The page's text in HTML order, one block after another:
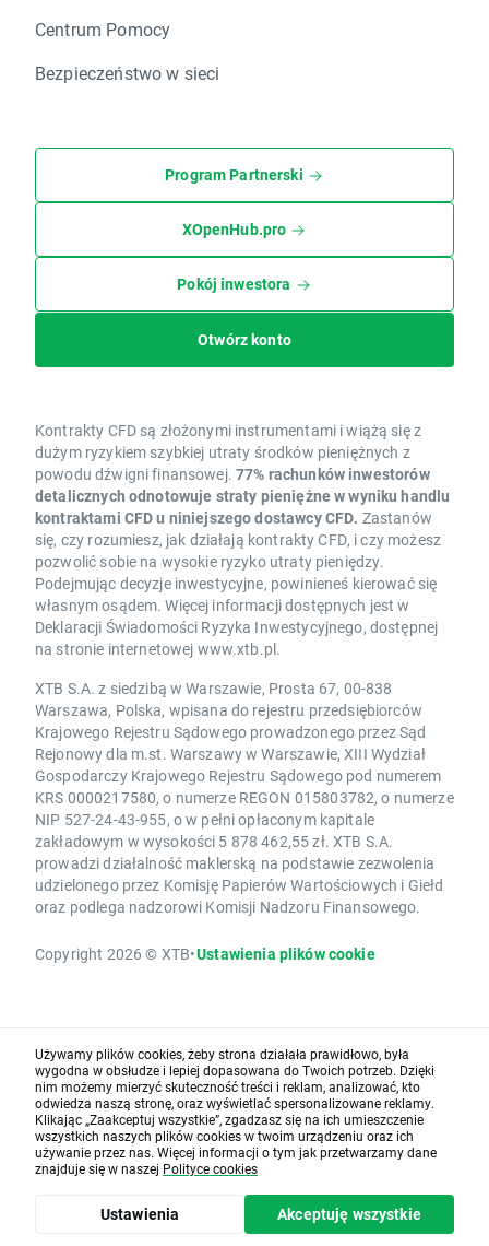
Centrum Pomocy
Bezpieczeństwo w sieci
Program Partnerski
XOpenHub.pro
Pokój inwestora
Otwórz konto
Kontrakty CFD są złożonymi instrumentami i wiążą się z
dużym ryzykiem szybkiej utraty środków pieniężnych z
powodu dźwigni finansowej. 77% rachunków inwestorów
detalicznych odnotowuje straty pieniężne w wyniku handlu
kontraktami CFD u niniejszego dostawcy CFD. Zastanów
się, czy rozumiesz, jak działają kontrakty CFD, i czy możesz
pozwolić sobie na wysokie ryzyko utraty pieniędzy.
Podejmując decyzje inwestycyjne, powinieneś kierować się
własnym osądem. Więcej informacji dostępnych jest w
Deklaracji Świadomości Ryzyka Inwestycyjnego, dostępnej
na stronie internetowej www.xtb.pl.
XTB S.A. z siedzibą w Warszawie, Prosta 67, 00-838
Warszawa, Polska, wpisana do rejestru przedsiębiorców
Krajowego Rejestru Sądowego prowadzonego przez Sąd
Rejonowy dla m.st. Warszawy w Warszawie, XIII Wydział
Gospodarczy Krajowego Rejestru Sądowego pod numerem
KRS 0000217580, o numerze REGON 015803782, o numerze
NIP 527-24-43-955, o w pełni opłaconym kapitale
zakładowym w wysokości 5 878 462,55 zł. XTB S.A.
prowadzi działalność maklerską na podstawie zezwolenia
udzielonego przez Komisję Papierów Wartościowych i Giełd
oraz podlega nadzorowi Komisji Nadzoru Finansowego.
Copyright 2026 © XTB•Ustawienia plików cookie
Używamy plików cookies, żeby strona działała prawidłowo, była
wygodna w obsłudze i lepiej dopasowana do Twoich potrzeb. Dzięki
nim możemy mierzyć skuteczność treści i reklam, analizować, kto
odwiedza naszą stronę, oraz wyświetlać spersonalizowane reklamy.
Klikając „Zaakceptuj wszystkie”, zgadzasz się na ich umieszczenie
wszystkich naszych plików cookies w twoim urządzeniu oraz ich
używanie przez nas. Więcej informacji o tym jak przetwarzamy dane
znajduje się w naszej Polityce cookies
Ustawienia Akceptuję wszystkie